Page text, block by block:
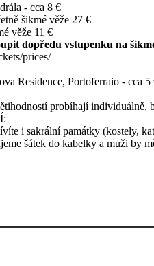
- cca 8 €
šikmé věže 27 €
věže 11 €
dopředu vstupenku na
prices/
Residence, Portoferraio - cca 5
probíhají individuálně,
i sakrální památky (kostely,
šátek do kabelky a muži by